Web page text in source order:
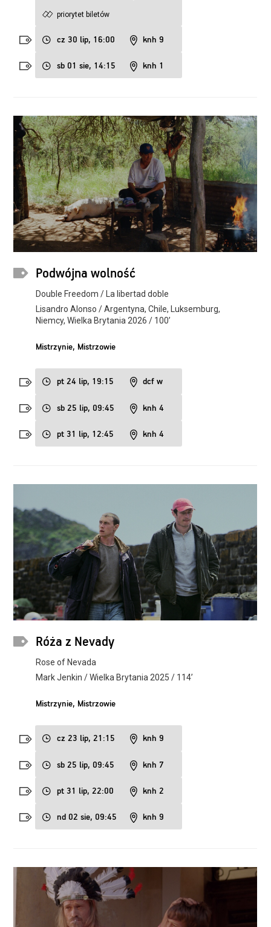
priorytet biletów
cz 30 lip, 16:00 knh 9
sb 01 sie, 14:15 knh 1
Podwójna wolność
Double Freedom / La libertad doble
Lisandro Alonso / Argentyna, Chile, Luksemburg,
Niemcy, Wielka Brytania 2026 / 100’
Mistrzynie, Mistrzowie
pt 24 lip, 19:15 dcf w
sb 25 lip, 09:45 knh 4
pt 31 lip, 12:45 knh 4
Róża z Nevady
Rose of Nevada
Mark Jenkin / Wielka Brytania 2025 / 114’
Mistrzynie, Mistrzowie
cz 23 lip, 21:15 knh 9
sb 25 lip, 09:45 knh 7
pt 31 lip, 22:00 knh 2
nd 02 sie, 09:45 knh 9